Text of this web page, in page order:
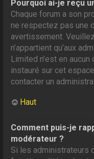
Pourquoi ai-je reçu
Chaque forum a son
ne respectez pas une
avertissement.
n’appartient qu’aux
Limited n’est en
instauré sur cet
contacter un
Haut
Comment puis-je
modérateur ?
Si les administrateurs